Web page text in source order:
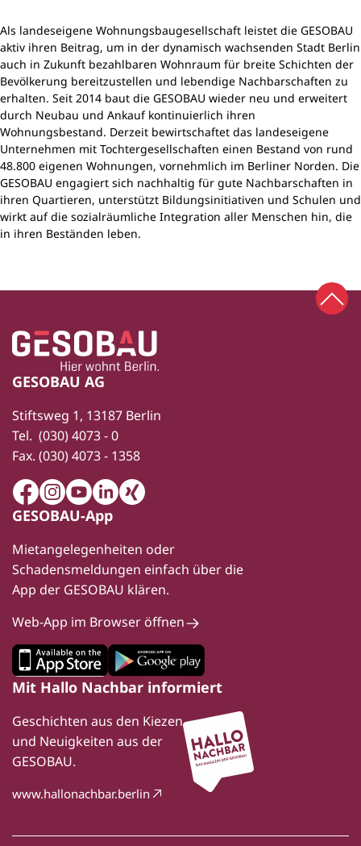
Als landeseigene Wohnungsbaugesellschaft leistet die GESOBAU
aktiv ihren Beitrag, um in der dynamisch wachsenden Stadt Berlin
auch in Zukunft bezahlbaren Wohnraum für breite Schichten der
Bevölkerung bereitzustellen und lebendige Nachbarschaften zu
erhalten. Seit 2014 baut die GESOBAU wieder neu und erweitert
durch Neubau und Ankauf kontinuierlich ihren
Wohnungsbestand. Derzeit bewirtschaftet das landeseigene
Unternehmen mit Tochtergesellschaften einen Bestand von rund
48.800 eigenen Wohnungen, vornehmlich im Berliner Norden. Die
GESOBAU engagiert sich nachhaltig für gute Nachbarschaften in
ihren Quartieren, unterstützt Bildungsinitiativen und Schulen und
wirkt auf die sozialräumliche Integration aller Menschen hin, die
in ihren Beständen leben.
Fußbereich
Zur Startseite
GESOBAU AG
Stiftsweg 1, 13187 Berlin
Tel. (030) 4073 - 0
Fax. (030) 4073 - 1358
FacebookInstagram
YoutubeLinkedIn
Xing
GESOBAU-App
Mietangelegenheiten oder
Schadensmeldungen einfach über die
App der GESOBAU klären.
Web-App im Browser öffnen
Mit Hallo Nachbar informiert
Geschichten aus den Kiezen
und Neuigkeiten aus der
GESOBAU.
www.hallonachbar.berlin